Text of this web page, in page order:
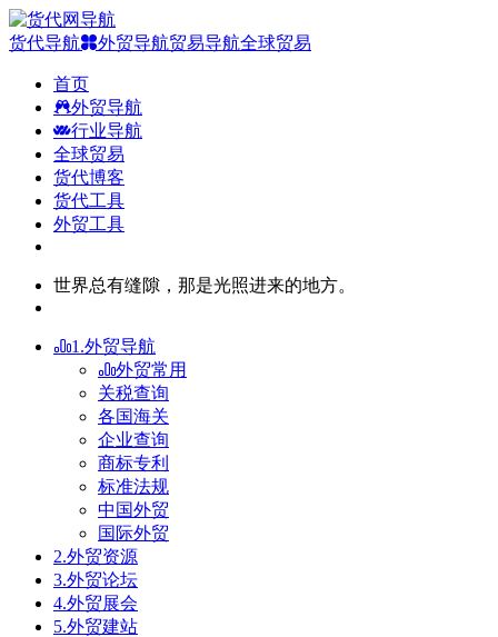
货代导航 外贸导航贸易导航全球贸易
首页
外贸导航
行业导航
全球贸易
货代博客
货代工具
外贸工具
世界总有缝隙，那是光照进来的地方。
1.外贸导航
外贸常用
关税查询
各国海关
企业查询
商标专利
标准法规
中国外贸
国际外贸
2.外贸资源
3.外贸论坛
4.外贸展会
5.外贸建站